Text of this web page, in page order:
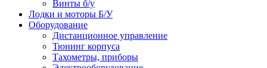
Винты б/у
Лодки и моторы Б/У
Оборудование
Дистанционное управление
Тюнинг корпуса
Тахометры, приборы